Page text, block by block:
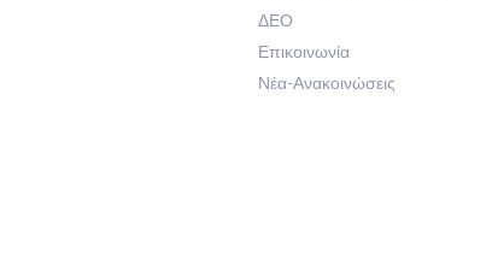
ΔΕΟ
Επικοινωνία
Νέα-Ανακοινώσεις